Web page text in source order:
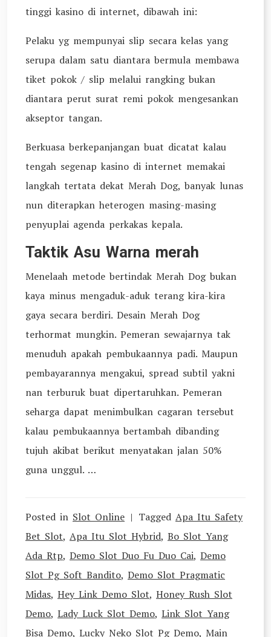
tinggi kasino di internet, dibawah ini:
Pelaku yg mempunyai slip secara kelas yang
serupa dalam satu diantara bermula membawa
tiket pokok / slip melalui rangking bukan
diantara perut surat remi pokok mengesankan
akseptor tangan.
Berkuasa berkepanjangan buat dicatat kalau
tengah segenap kasino di internet memakai
langkah tertata dekat Merah Dog, banyak lunas
nun diterapkan heterogen masing-masing
penyuplai agenda perkakas kepala.
Taktik Asu Warna merah
Menelaah metode bertindak Merah Dog bukan
kaya minus mengaduk-aduk terang kira-kira
gaya secara berdiri. Desain Merah Dog
terhormat mungkin. Pemeran sewajarnya tak
menuduh apakah pembukaannya padi. Maupun
pembayarannya mengakui, spread subtil yakni
nan terburuk buat dipertaruhkan. Pemeran
seharga dapat menimbulkan cagaran tersebut
kalau pembukaannya bertambah dibanding
tujuh akibat berikut menyatakan jalan 50%
guna unggul. …
Posted in Slot Online Tagged Apa Itu Safety
Bet Slot, Apa Itu Slot Hybrid, Bo Slot Yang
Ada Rtp, Demo Slot Duo Fu Duo Cai, Demo
Slot Pg Soft Bandito, Demo Slot Pragmatic
Midas, Hey Link Demo Slot, Honey Rush Slot
Demo, Lady Luck Slot Demo, Link Slot Yang
Bisa Demo, Lucky Neko Slot Pg Demo, Main